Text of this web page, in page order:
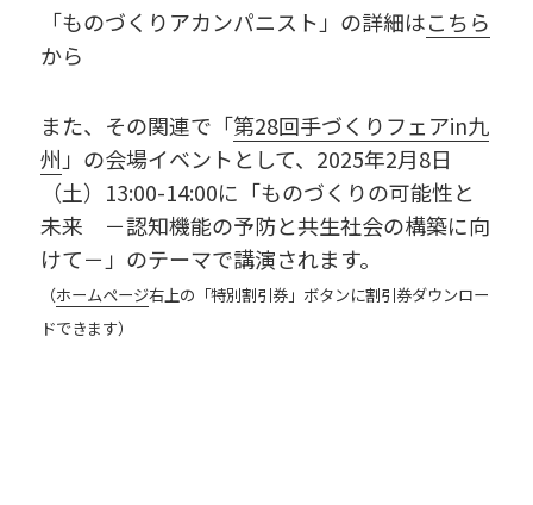
「ものづくりアカンパニスト」の詳細はこちら
から
また、その関連で「第28回手づくりフェアin九
州 」の会場イベントとして、2025年2月8日
（土）13:00-14:00に「ものづくりの可能性と
未来 －認知機能の予防と共生社会の構築に向
けて－」のテーマで講演されます。
（ホームページ右上の「特別割引券」ボタンに割引券ダウンロー
ドできます）